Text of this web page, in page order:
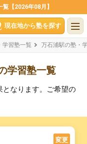
【2026年08月】
現在地から塾を探す
学習塾一覧 万石浦駅の塾・
学習塾一覧
なります。ご希望の
変更